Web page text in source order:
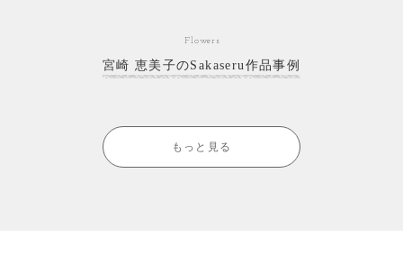
Flowers
宮崎 恵美子のSakaseru作品事例
もっと見る